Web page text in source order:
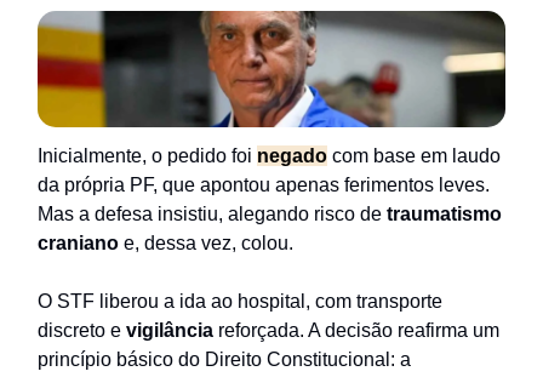
Inicialmente, o pedido foi negado com base em laudo
da própria PF, que apontou apenas ferimentos leves.
Mas a defesa insistiu, alegando risco de traumatismo
craniano e, dessa vez, colou.
O STF liberou a ida ao hospital, com transporte
discreto e vigilância reforçada. A decisão reafirma um
princípio básico do Direito Constitucional: a